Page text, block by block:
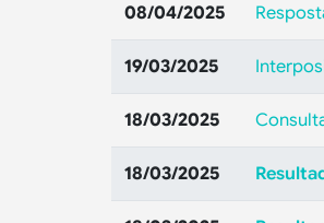
08/04/2025
19/03/2025
18/03/2025
18/03/2025